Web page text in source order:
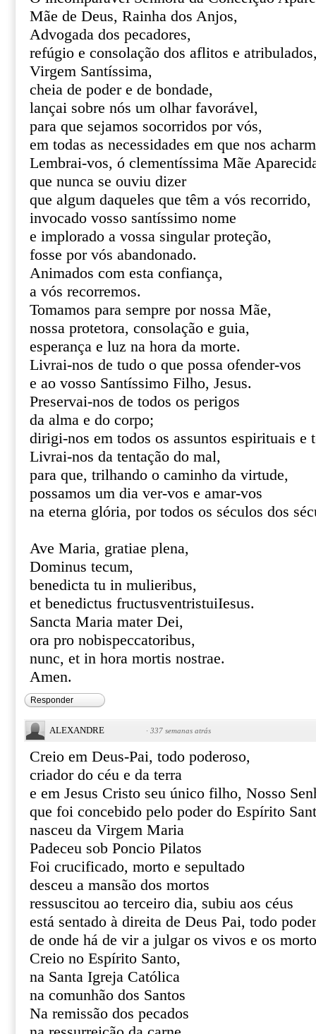
Mãe de Deus, Rainha dos Anjos,
Advogada dos pecadores,
refúgio e consolação dos aflitos e
Virgem Santíssima,
cheia de poder e de bondade,
lançai sobre nós um olhar favorável,
para que sejamos socorridos por vós,
em todas as necessidades em que nos
Lembrai-vos, ó clementíssima Mãe
que nunca se ouviu dizer
que algum daqueles que têm a vós recorrido,
invocado vosso santíssimo nome
e implorado a vossa singular proteção,
fosse por vós abandonado.
Animados com esta confiança,
a vós recorremos.
Tomamos para sempre por nossa Mãe,
nossa protetora, consolação e guia,
esperança e luz na hora da morte.
Livrai-nos de tudo o que possa ofender-vos
e ao vosso Santíssimo Filho, Jesus.
Preservai-nos de todos os perigos
da alma e do corpo;
dirigi-nos em todos os assuntos espirituais e
Livrai-nos da tentação do mal,
para que, trilhando o caminho da virtude,
possamos um dia ver-vos e amar-vos
na eterna glória, por todos os séculos dos
Ave Maria, gratiae plena,
Dominus tecum,
benedicta tu in mulieribus,
et benedictus fructusventristuiIesus.
Sancta Maria mater Dei,
ora pro nobispeccatoribus,
nunc, et in hora mortis nostrae.
Amen.
Responder
ALEXANDRE · 337 semanas atrás
Creio em Deus-Pai, todo poderoso,
criador do céu e da terra
e em Jesus Cristo seu único filho, Nosso
que foi concebido pelo poder do Espírito
nasceu da Virgem Maria
Padeceu sob Poncio Pilatos
Foi crucificado, morto e sepultado
desceu a mansão dos mortos
ressuscitou ao terceiro dia, subiu aos céus
está sentado à direita de Deus Pai, todo
de onde há de vir a julgar os vivos e os
Creio no Espírito Santo,
na Santa Igreja Católica
na comunhão dos Santos
Na remissão dos pecados